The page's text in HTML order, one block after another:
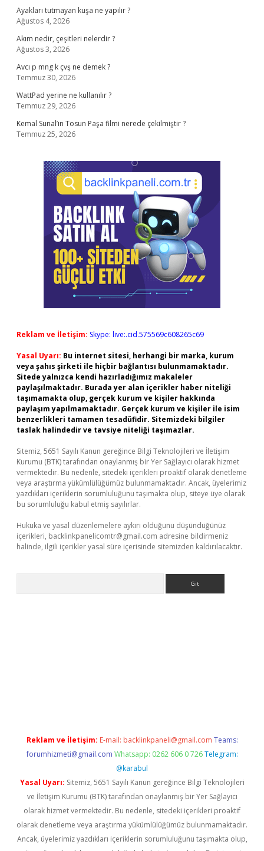
Ayakları tutmayan kuşa ne yapılır ?
Ağustos 4, 2026
Akım nedir, çeşitleri nelerdir ?
Ağustos 3, 2026
Avcı p mng k çvş ne demek ?
Temmuz 30, 2026
WattPad yerine ne kullanılır ?
Temmuz 29, 2026
Kemal Sunal’ın Tosun Paşa filmi nerede çekilmiştir ?
Temmuz 25, 2026
Reklam ve İletişim: Skype: live:.cid.575569c608265c69
Yasal Uyarı: Bu internet sitesi, herhangi bir marka, kurum
veya şahıs şirketi ile hiçbir bağlantısı bulunmamaktadır.
Sitede yalnızca kendi hazırladığımız makaleler
paylaşılmaktadır. Burada yer alan içerikler haber niteliği
taşımamakta olup, gerçek kurum ve kişiler hakkında
paylaşım yapılmamaktadır. Gerçek kurum ve kişiler ile isim
benzerlikleri tamamen tesadüfidir. Sitemizdeki bilgiler
taslak halindedir ve tavsiye niteliği taşımazlar.
Sitemiz, 5651 Sayılı Kanun gereğince Bilgi Teknolojileri ve İletişim
Kurumu (BTK) tarafından onaylanmış bir Yer Sağlayıcı olarak hizmet
vermektedir. Bu nedenle, sitedeki içerikleri proaktif olarak denetleme
veya araştırma yükümlülüğümüz bulunmamaktadır. Ancak, üyelerimiz
yazdıkları içeriklerin sorumluluğunu taşımakta olup, siteye üye olarak
bu sorumluluğu kabul etmiş sayılırlar.
Hukuka ve yasal düzenlemelere aykırı olduğunu düşündüğünüz
içerikleri, backlinkpanelicomtr@gmail.com adresine bildirmeniz
halinde, ilgili içerikler yasal süre içerisinde sitemizden kaldırılacaktır.
Reklam ve İletişim: E-mail: backlinkpaneli@gmail.com Teams:
forumhizmeti@gmail.com Whatsapp: 0262 606 0 726 Telegram:
@karabul
Yasal Uyarı: Sitemiz, 5651 Sayılı Kanun gereğince Bilgi Teknolojileri
ve İletişim Kurumu (BTK) tarafından onaylanmış bir Yer Sağlayıcı
olarak hizmet vermektedir. Bu nedenle, sitedeki içerikleri proaktif
olarak denetleme veya araştırma yükümlülüğümüz bulunmamaktadır.
Ancak, üyelerimiz yazdıkları içeriklerin sorumluluğunu taşımakta olup,